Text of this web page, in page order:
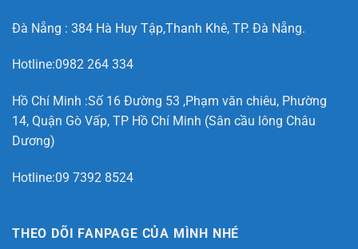
Đà Nẵng : 384 Hà Huy Tập,Thanh Khê, TP. Đà Nẵng.
Hotline:0982 264 334
Hồ Chí Minh :Số 16 Đường 53 ,Phạm văn chiêu, Phường
14, Quận Gò Vấp, TP Hồ Chí Minh (Sân cầu lông Châu
Dương)
Hotline:09 7392 8524
THEO DÕI FANPAGE CỦA MÌNH NHÉ